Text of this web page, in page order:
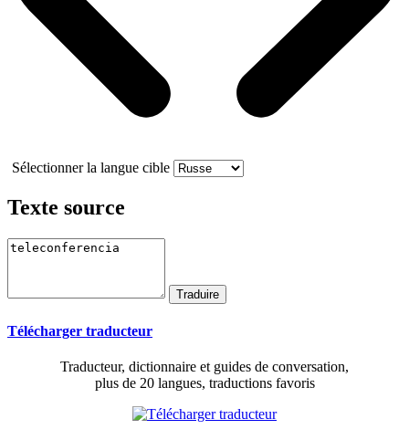
Sélectionner la langue cible
Texte source
Télécharger traducteur
Traducteur, dictionnaire et guides de conversation,
plus de 20 langues, traductions favoris